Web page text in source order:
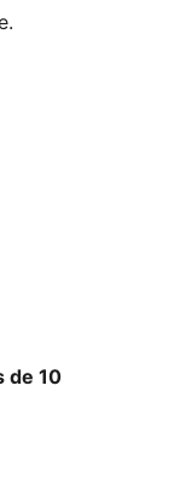
de 10